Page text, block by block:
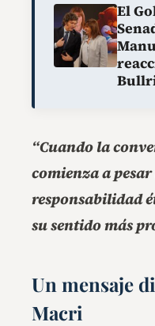
El
“Cuando la
comienza a
responsabilidad
su sentido más
Un mensaje
Macri